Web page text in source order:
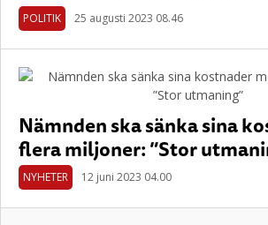
POLITIK 25 augusti 2023 08.46
Nämnden ska sänka sina
flera miljoner: ”Stor
NYHETER 12 juni 2023 04.00